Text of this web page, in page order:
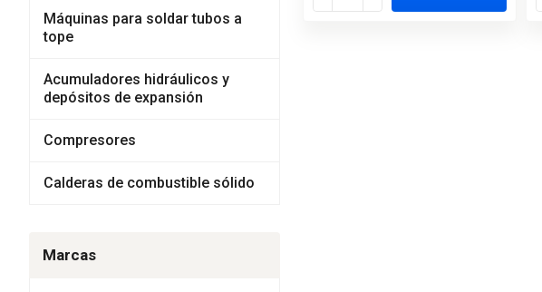
Máquinas para soldar tubos a
tope
Acumuladores hidráulicos y
depósitos de expansión
Compresores
Calderas de combustible sólido
Marcas